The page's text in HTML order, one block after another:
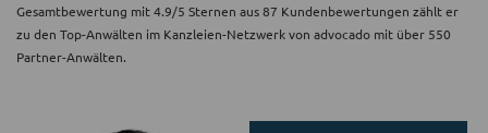
Gesamtbewertung mit 4.9/5 Sternen aus 87 Kundenbewertungen zählt er
zu den Top-Anwälten im Kanzleien-Netzwerk von advocado mit über 550
Partner-Anwälten.